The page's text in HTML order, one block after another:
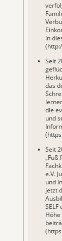
in
(
Seit
das
die
und
(
Seit
„Fuß
e.V.
und
jetzt
(